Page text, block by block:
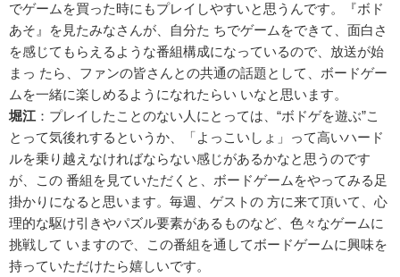
でゲームを買った時にもプレイしやすいと思うんです。『ボド
あそ』を見たみなさんが、自分た ちでゲームをできて、面白さ
を感じてもらえるような番組構成になっているので、放送が始
まっ たら、ファンの皆さんとの共通の話題として、ボードゲー
ムを一緒に楽しめるようになれたらい いなと思います。
堀江：プレイしたことのない人にとっては、“ボドゲを遊ぶ”こ
とって気後れするというか、「よっこいしょ」って高いハード
ルを乗り越えなければならない感じがあるかなと思うのです
が、この 番組を見ていただくと、ボードゲームをやってみる足
掛かりになると思います。毎週、ゲストの 方に来て頂いて、心
理的な駆け引きやパズル要素があるものなど、色々なゲームに
挑戦して いますので、この番組を通してボードゲームに興味を
持っていただけたら嬉しいです。